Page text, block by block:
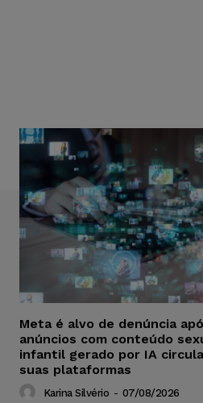
Meta é alvo de denúncia
anúncios com conteúdo
infantil gerado por IA
suas plataformas
Karina Silvério - 07/08/2026